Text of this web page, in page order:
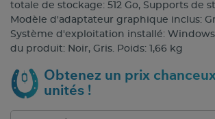
totale de stockage: 512 Go, Supports de
Modèle d'adaptateur graphique inclus:
Système d'exploitation installé: Windows
du produit: Noir, Gris. Poids: 1,66 kg
Obtenez un prix
unités !